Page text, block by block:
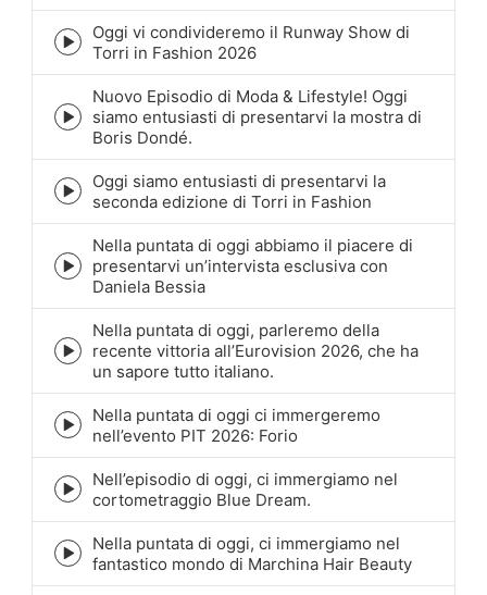
icon
Episode
play
icon
Oggi vi condivideremo il Runway Show di
Torri in Fashion 2026
Episode
play
icon
Nuovo Episodio di Moda & Lifestyle! Oggi
siamo entusiasti di presentarvi la mostra di
Boris Dondé.
Episode
play
icon
Oggi siamo entusiasti di presentarvi la
seconda edizione di Torri in Fashion
Episode
play
icon
Nella puntata di oggi abbiamo il piacere di
presentarvi un’intervista esclusiva con
Daniela Bessia
Episode
play
icon
Nella puntata di oggi, parleremo della
recente vittoria all’Eurovision 2026, che ha
un sapore tutto italiano.
Episode
play
icon
Nella puntata di oggi ci immergeremo
nell’evento PIT 2026: Forio
Episode
play
icon
Nell’episodio di oggi, ci immergiamo nel
cortometraggio Blue Dream.
Episode
play
Nella puntata di oggi, ci immergiamo nel
fantastico mondo di Marchina Hair Beauty